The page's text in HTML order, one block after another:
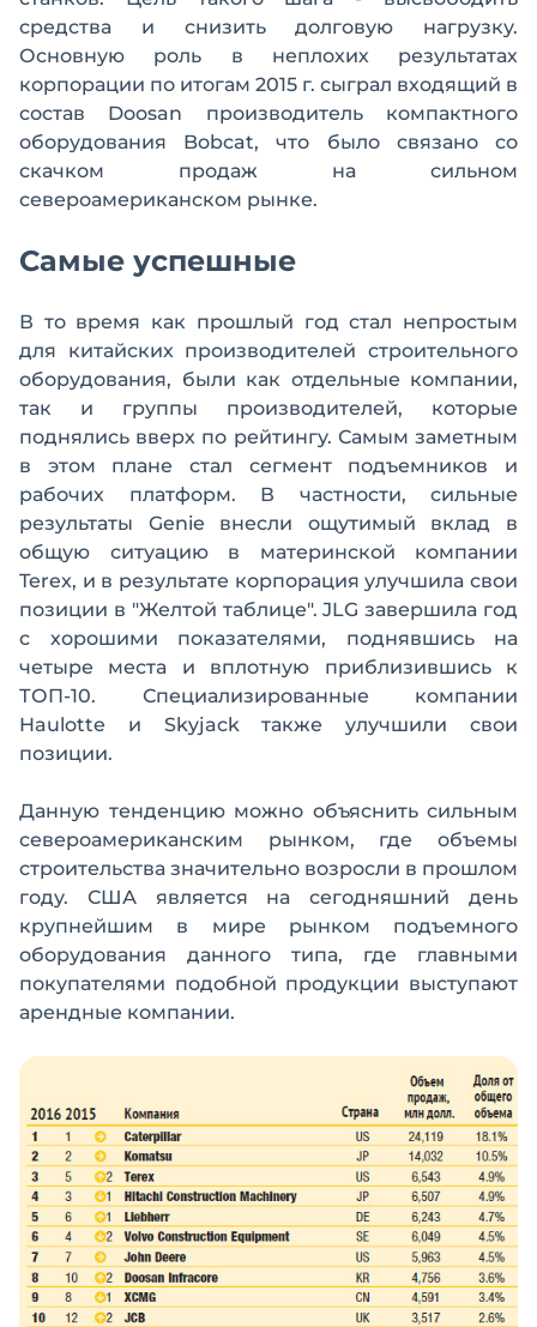
средства и снизить долговую нагрузку.
Основную роль в неплохих результатах
корпорации по итогам 2015 г. сыграл входящий в
состав Doosan производитель компактного
оборудования Bobcat, что было связано со
скачком продаж на сильном
североамериканском рынке.
Самые успешные
В то время как прошлый год стал непростым
для китайских производителей строительного
оборудования, были как отдельные компании,
так и группы производителей, которые
поднялись вверх по рейтингу. Самым заметным
в этом плане стал сегмент подъемников и
рабочих платформ. В частности, сильные
результаты Genie внесли ощутимый вклад в
общую ситуацию в материнской компании
Terex, и в результате корпорация улучшила свои
позиции в "Желтой таблице". JLG завершила год
с хорошими показателями, поднявшись на
четыре места и вплотную приблизившись к
ТОП-10. Специализированные компании
Haulotte и Skyjack также улучшили свои
позиции.
Данную тенденцию можно объяснить сильным
североамериканским рынком, где объемы
строительства значительно возросли в прошлом
году. США является на сегодняшний день
крупнейшим в мире рынком подъемного
оборудования данного типа, где главными
покупателями подобной продукции выступают
арендные компании.